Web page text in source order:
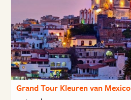
Grand Tour Kleuren van Mexico